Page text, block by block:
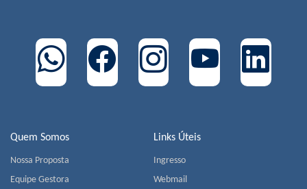
Quem Somos
Nossa Proposta
Equipe Gestora
Links Úteis
Ingresso
Webmail